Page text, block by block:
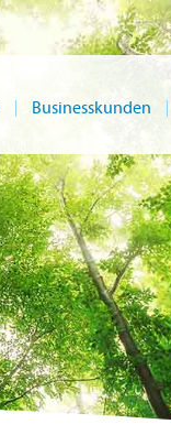
Businesskunden